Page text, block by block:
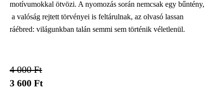
motívumokkal ötvözi. A nyomozás során nemcsak egy bűntény,
a valóság rejtett törvényei is feltárulnak, az olvasó lassan
ráébred: világunkban talán semmi sem történik véletlenül.
4 000 Ft
3 600 Ft